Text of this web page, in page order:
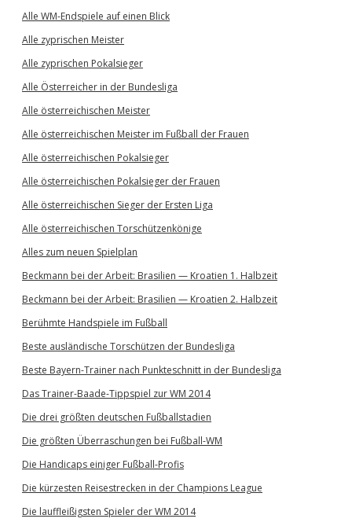
Alle WM-Endspiele auf einen Blick
Alle zyprischen Meister
Alle zyprischen Pokalsieger
Alle Österreicher in der Bundesliga
Alle österreichischen Meister
Alle österreichischen Meister im Fußball der Frauen
Alle österreichischen Pokalsieger
Alle österreichischen Pokalsieger der Frauen
Alle österreichischen Sieger der Ersten Liga
Alle österreichischen Torschützenkönige
Alles zum neuen Spielplan
Beckmann bei der Arbeit: Brasilien — Kroatien 1. Halbzeit
Beckmann bei der Arbeit: Brasilien — Kroatien 2. Halbzeit
Berühmte Handspiele im Fußball
Beste ausländische Torschützen der Bundesliga
Beste Bayern-Trainer nach Punkteschnitt in der Bundesliga
Das Trainer-Baade-Tippspiel zur WM 2014
Die drei größten deutschen Fußballstadien
Die größten Überraschungen bei Fußball-WM
Die Handicaps einiger Fußball-Profis
Die kürzesten Reisestrecken in der Champions League
Die lauffleißigsten Spieler der WM 2014